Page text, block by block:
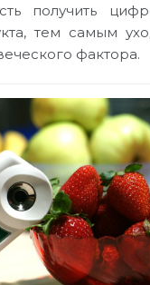
получить
тем самым
фактора.